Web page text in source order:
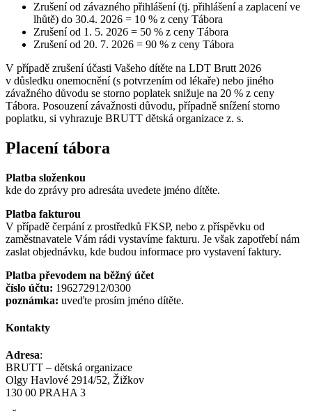
Zrušení od závazného přihlášení (tj. přihlášení a zaplacení ve
lhůtě) do 30.4. 2026 = 10 % z ceny Tábora
Zrušení od 1. 5. 2026 = 50 % z ceny Tábora
Zrušení od 20. 7. 2026 = 90 % z ceny Tábora
V případě zrušení účasti Vašeho dítěte na LDT Brutt 2026
v důsledku onemocnění (s potvrzením od lékaře) nebo jiného
závažného důvodu se storno poplatek snižuje na 20 % z ceny
Tábora. Posouzení závažnosti důvodu, případně snížení storno
poplatku, si vyhrazuje BRUTT dětská organizace z. s.
Placení tábora
Platba složenkou
kde do zprávy pro adresáta uvedete jméno dítěte.
Platba fakturou
V případě čerpání z prostředků FKSP, nebo z příspěvku od
zaměstnavatele Vám rádi vystavíme fakturu. Je však zapotřebí nám
zaslat objednávku, kde budou informace pro vystavení faktury.
Platba převodem na běžný účet
číslo účtu: 196272912/0300
poznámka: uveďte prosím jméno dítěte.
Kontakty
Adresa:
BRUTT – dětská organizace
Olgy Havlové 2914/52, Žižkov
130 00 PRAHA 3